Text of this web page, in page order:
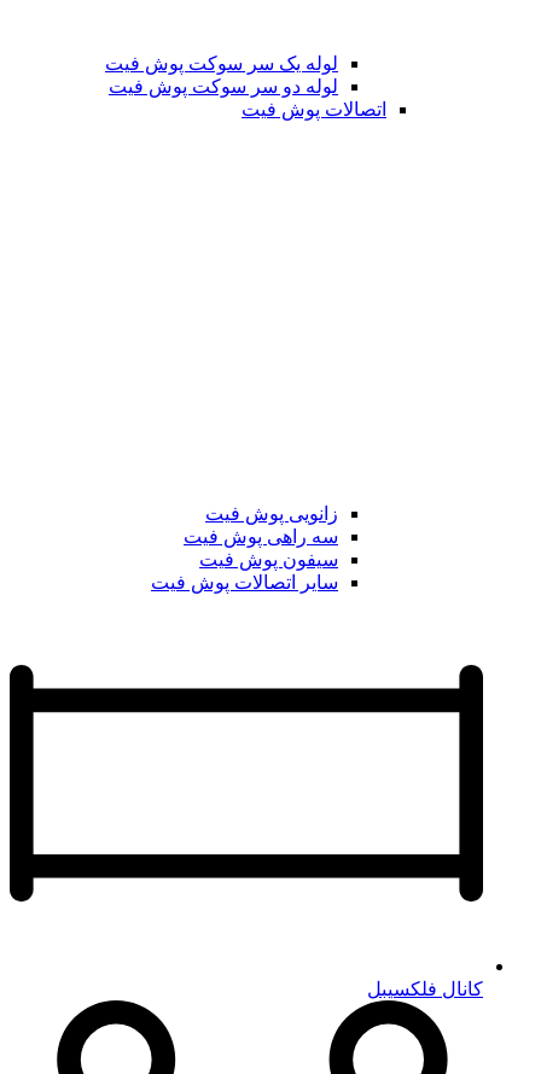
لوله یک سر سوکت پوش فیت
لوله دو سر سوکت پوش فیت
اتصالات پوش فیت
زانویی پوش فیت
سه راهی پوش فیت
سیفون پوش فیت
سایر اتصالات پوش فیت
کانال فلکسیبل